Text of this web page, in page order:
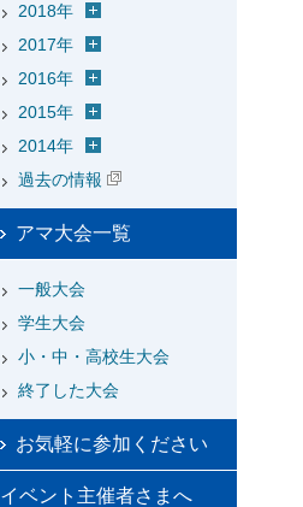
2018年
2017年
2016年
2015年
2014年
過去の情報
アマ大会一覧
一般大会
学生大会
小・中・高校生大会
終了した大会
お気軽に参加ください
イベント主催者さまへ